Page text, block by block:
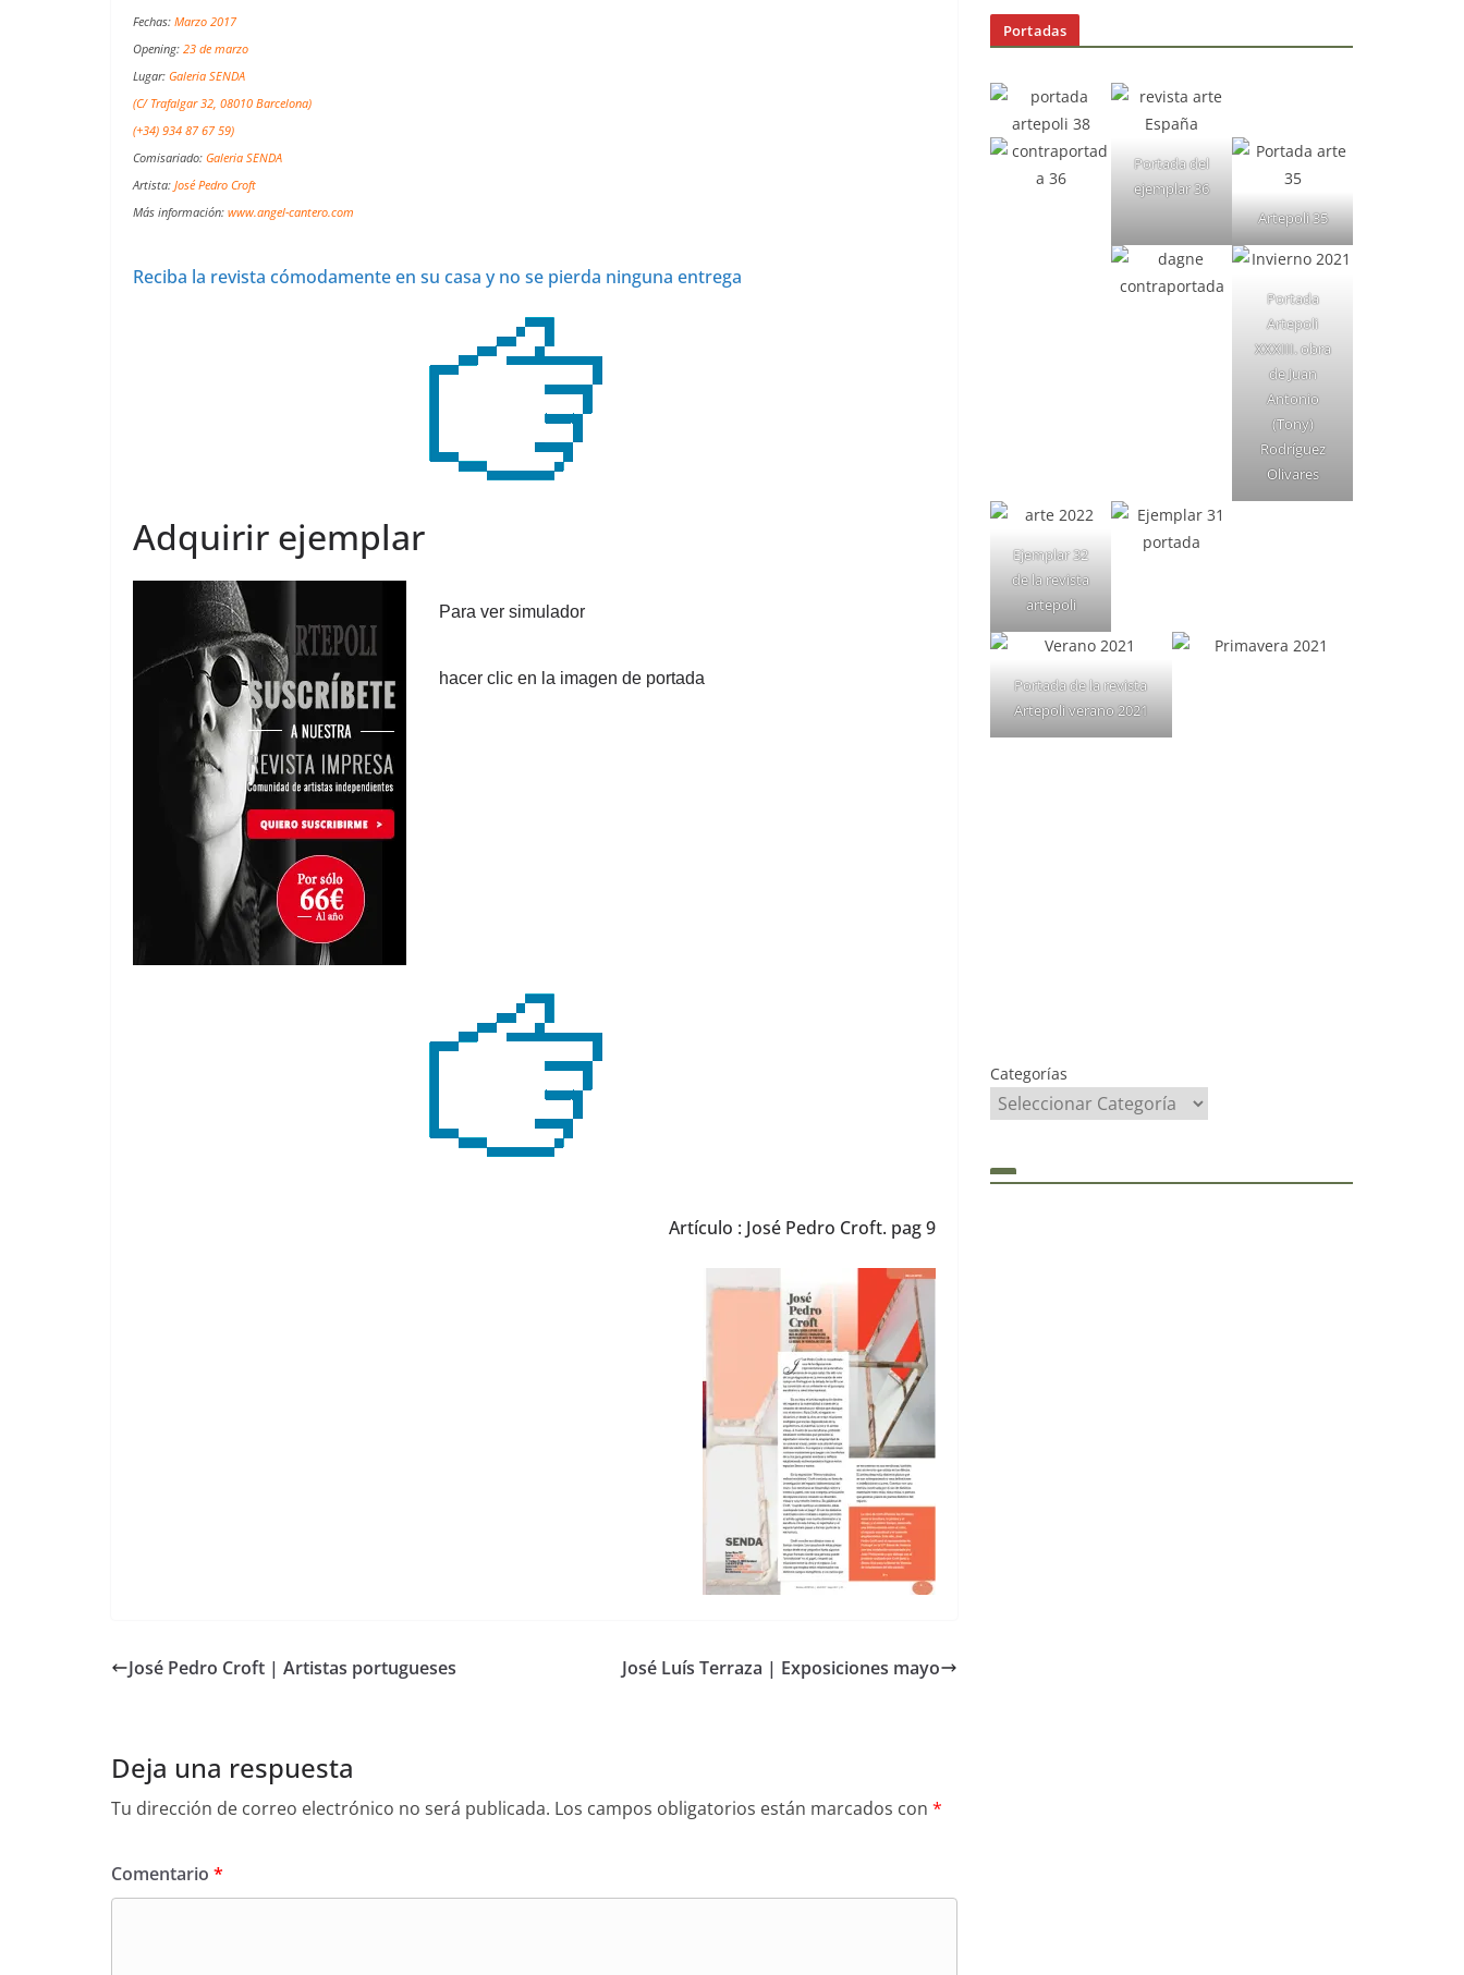
Fechas: Marzo 2017
Opening: 23 de marzo
Lugar: Galeria SENDA
(C/ Trafalgar 32, 08010 Barcelona)
(+34) 934 87 67 59)
Comisariado: Galeria SENDA
Artista: José Pedro Croft
Más información: www.angel-cantero.com
Reciba la revista cómodamente en su casa y no se pierda ninguna entrega
Adquirir ejemplar
Para ver simulador
hacer clic en la imagen de portada
Artículo : José Pedro Croft. pag 9
José Pedro Croft | Artistas portugueses José Luís Terraza | Exposiciones mayo
Deja una respuesta
Tu dirección de correo electrónico no será publicada. Los campos obligatorios están marcados con *
Comentario *
Portadas
Portada del
ejemplar 36
Artepoli 35
Portada
Artepoli
XXXIII. obra
de Juan
Antonio
(Tony)
Rodríguez
Olivares
Ejemplar 32
de la revista
artepoli
Portada de la revista
Artepoli verano 2021
Categorías